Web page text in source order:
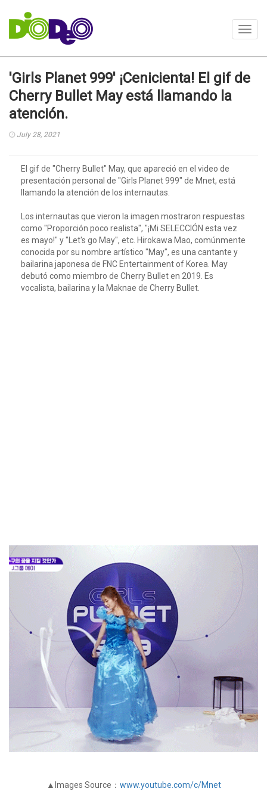
'Girls Planet 999' ¡Cenicienta! El gif de
Cherry Bullet May está llamando la
atención.
July 28, 2021
El gif de "Cherry Bullet" May, que apareció en el video de
presentación personal de "Girls Planet 999" de Mnet, está
llamando la atención de los internautas.
Los internautas que vieron la imagen mostraron respuestas
como "Proporción poco realista", "¡Mi SELECCIÓN esta vez
es mayo!" y "Let's go May", etc. Hirokawa Mao, comúnmente
conocida por su nombre artístico "May", es una cantante y
bailarina japonesa de FNC Entertainment of Korea. May
debutó como miembro de Cherry Bullet en 2019. Es
vocalista, bailarina y la Maknae de Cherry Bullet.
▲Images Source： www.youtube.com/c/Mnet